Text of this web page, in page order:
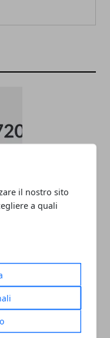
il nostro sito
a quali
di